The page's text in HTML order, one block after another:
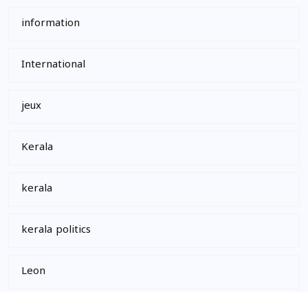
information
International
jeux
Kerala
kerala
kerala politics
Leon